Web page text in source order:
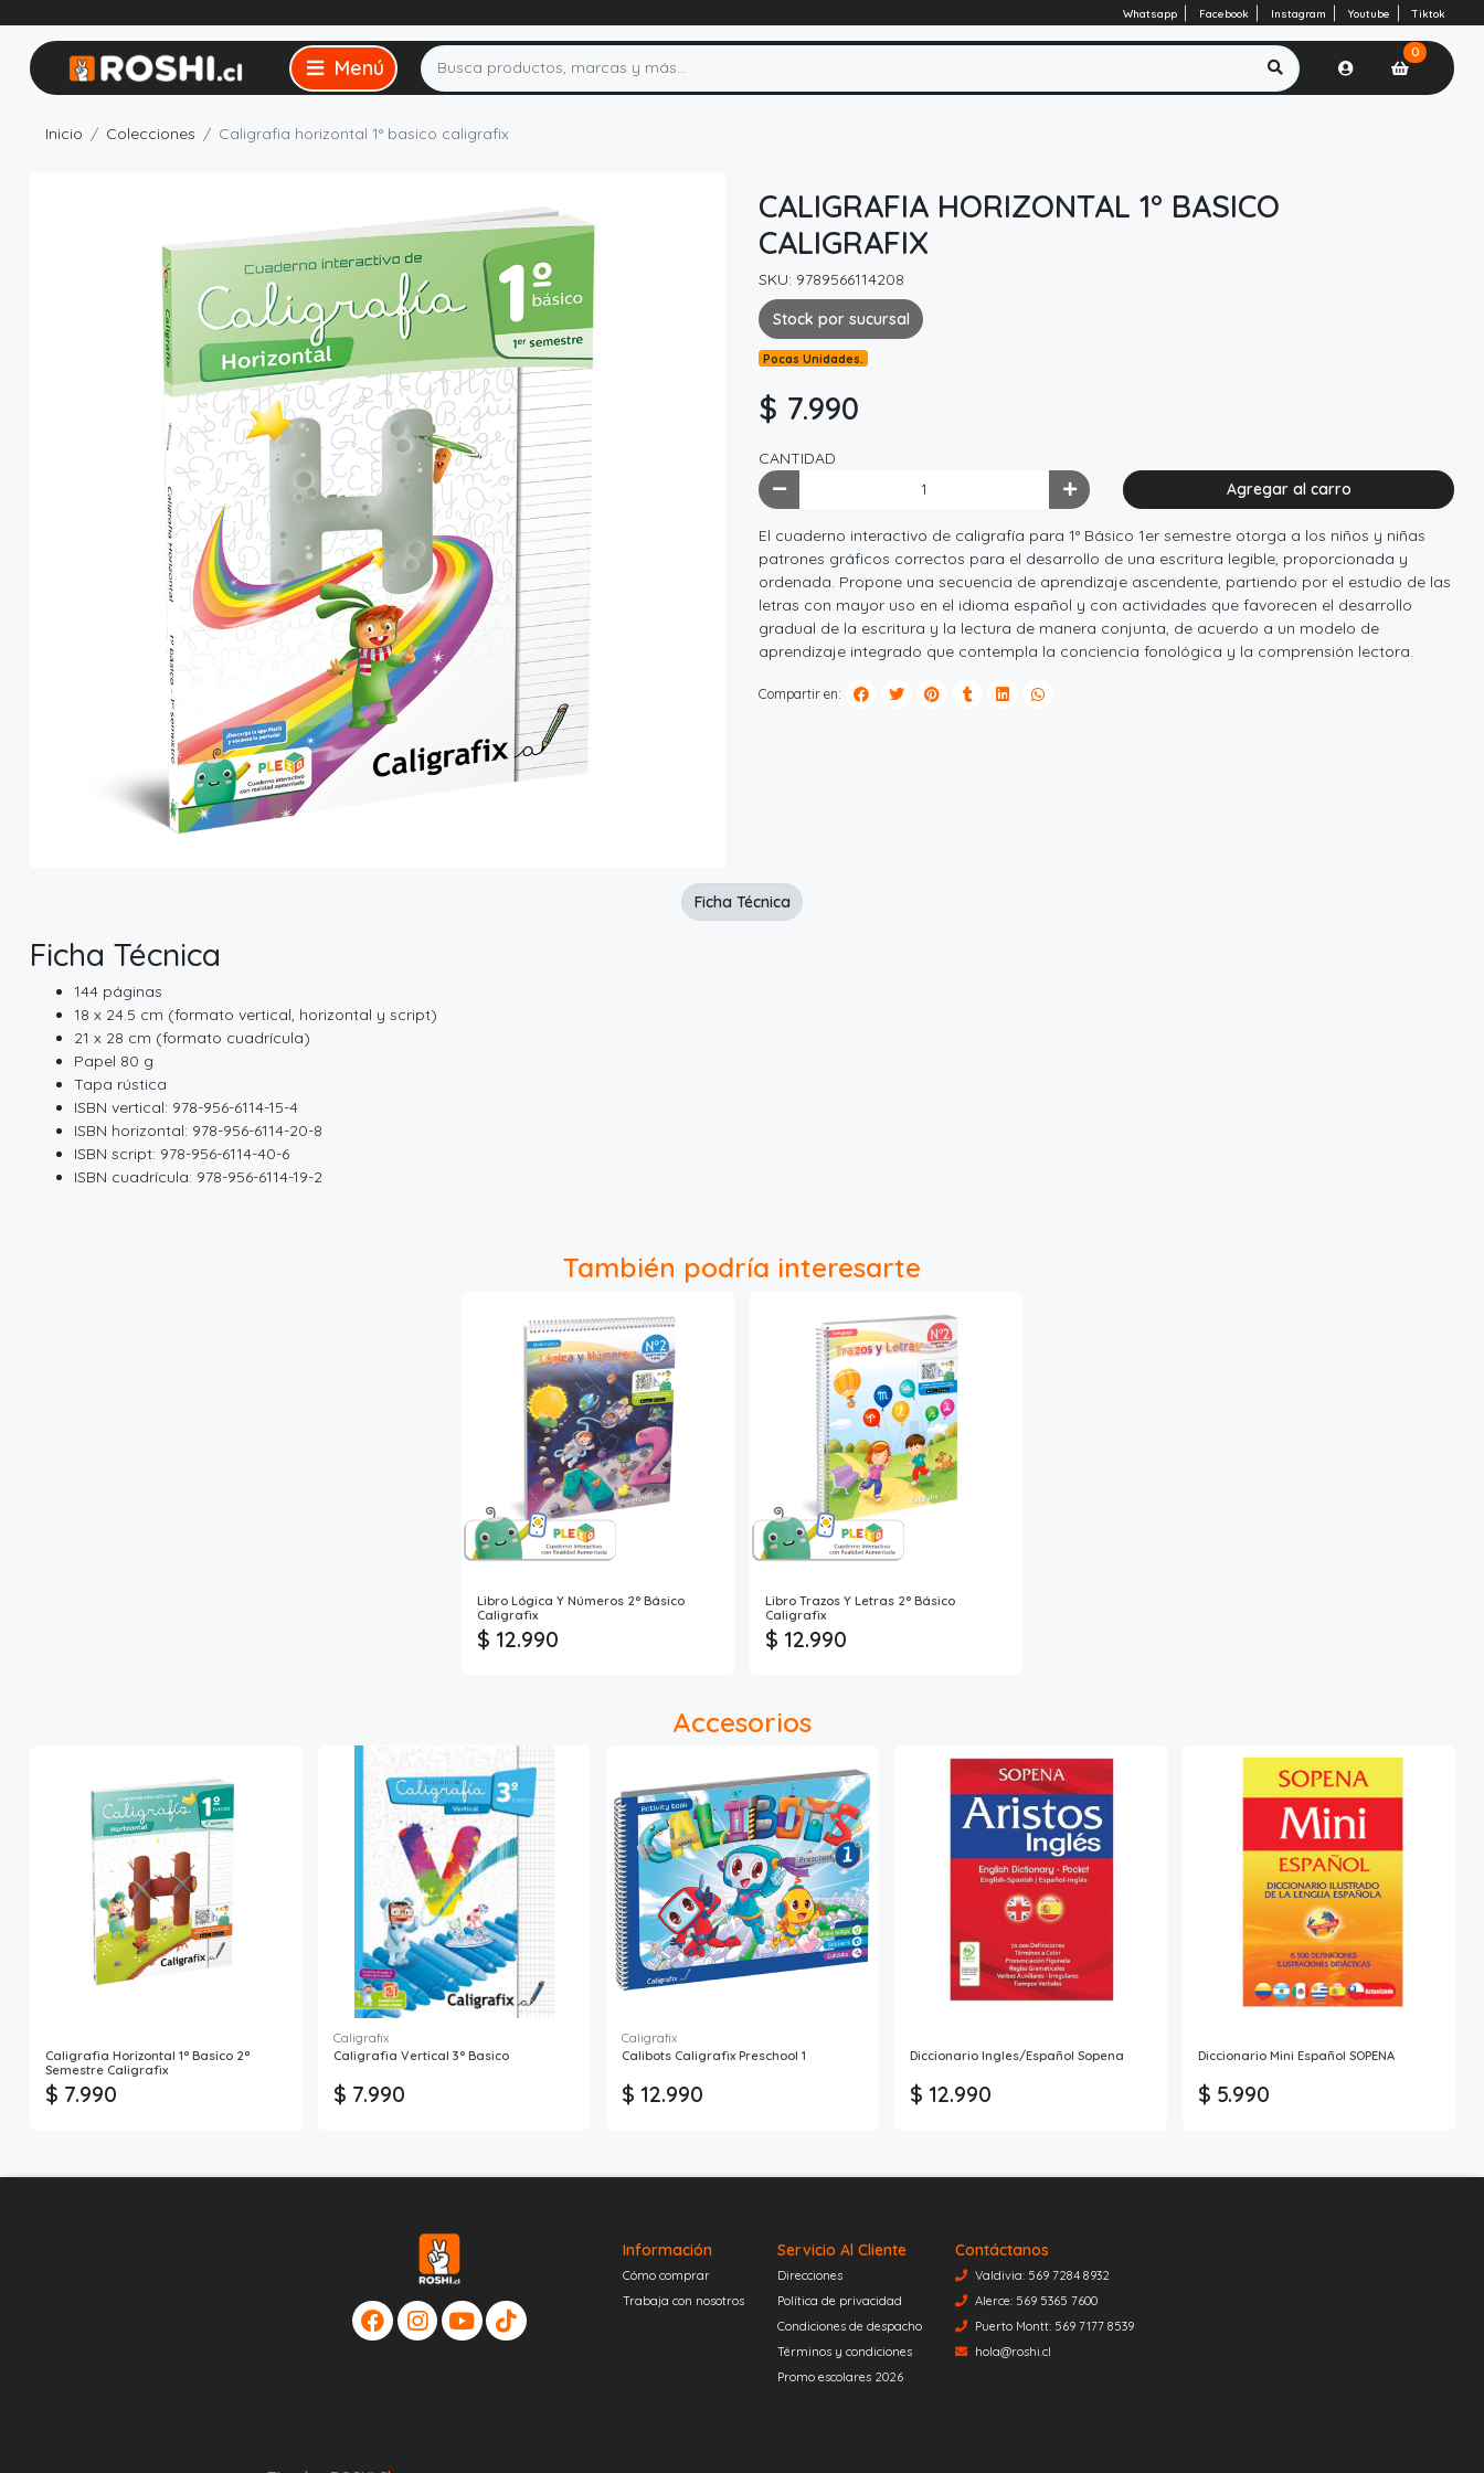
Whatsapp Facebook Instagram Youtube Tiktok
0
Inicio Colecciones Caligrafia horizontal 1° basico caligrafix
CALIGRAFIA HORIZONTAL 1° BASICO
CALIGRAFIX
SKU: 9789566114208
Stock por sucursal
Pocas Unidades.
$ 7.990
CANTIDAD
Agregar al carro
El cuaderno interactivo de caligrafía para 1° Básico 1er semestre otorga a los niños y niñas
patrones gráficos correctos para el desarrollo de una escritura legible, proporcionada y
ordenada. Propone una secuencia de aprendizaje ascendente, partiendo por el estudio de las
letras con mayor uso en el idioma español y con actividades que favorecen el desarrollo
gradual de la escritura y la lectura de manera conjunta, de acuerdo a un modelo de
aprendizaje integrado que contempla la conciencia fonológica y la comprensión lectora.
Compartir en:
Ficha Técnica
144 páginas
18 x 24.5 cm (formato vertical, horizontal y script)
21 x 28 cm (formato cuadrícula)
Papel 80 g
Tapa rústica
ISBN vertical: 978-956-6114-15-4
ISBN horizontal: 978-956-6114-20-8
ISBN script: 978-956-6114-40-6
ISBN cuadrícula: 978-956-6114-19-2
Ficha Técnica
También podría interesarte
Libro Lógica Y Números 2° Básico
Caligrafix
$ 12.990
Libro Trazos Y Letras 2° Básico
Caligrafix
$ 12.990
Accesorios
Caligrafia Horizontal 1° Basico 2°
Semestre Caligrafix
$ 7.990
Caligrafix
Caligrafia Vertical 3° Basico
$ 7.990
Caligrafix
Calibots Caligrafix Preschool 1
$ 12.990
Diccionario Ingles/Español Sopena
$ 12.990
Diccionario Mini Español SOPENA
$ 5.990
Información
Cómo comprar
Trabaja con nosotros
Servicio Al Cliente
Direcciones
Política de privacidad
Condiciones de despacho
Términos y condiciones
Promo escolares 2026
Contáctanos
Valdivia: 569 7284 8932
Alerce: 569 5365 7600
Puerto Montt: 569 7177 8539
hola@roshi.cl